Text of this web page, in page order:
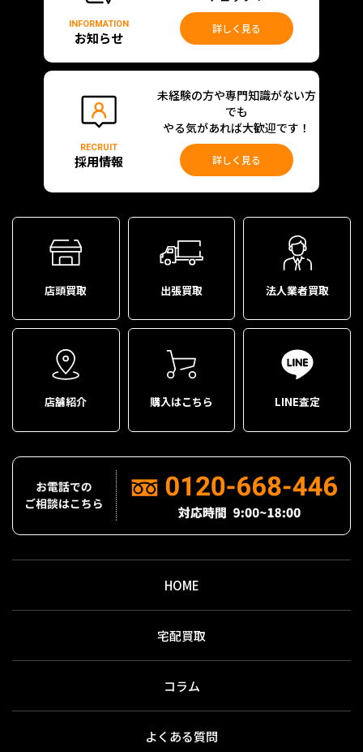
INFORMATION
お知らせ
詳しく見る
RECRUIT
採用情報
未経験の方や専門知識がない方
でも
やる気があれば大歓迎です！
詳しく見る
店頭買取 出張買取 法人業者買取
店舗紹介 購入はこちら LINE査定
HOME
宅配買取
コラム
よくある質問